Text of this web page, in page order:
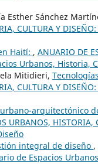
Esther Sánchez
CULTURA Y
Haití: , ANUARIO DE
Urbanos, Historia,
Mitidieri,
CULTURA Y
arquitectónico
URBANOS,
integral de diseño ,
de Espacios